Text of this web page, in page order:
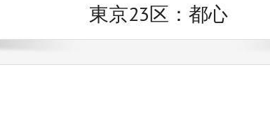
東京23区：都心